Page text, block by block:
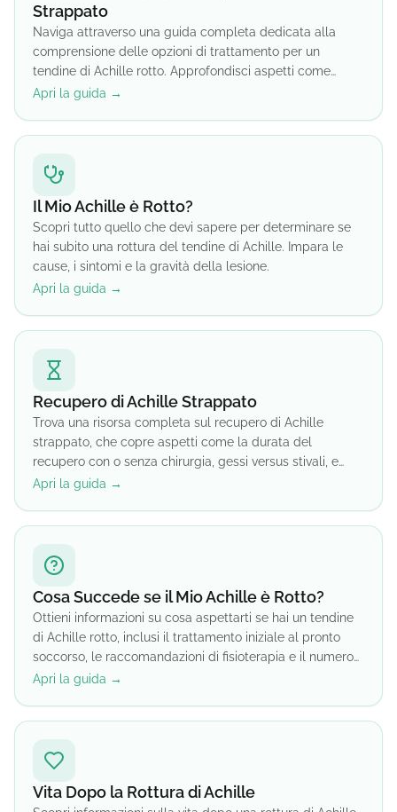
Strappato
Naviga attraverso una guida completa dedicata alla
comprensione delle opzioni di trattamento per un
tendine di Achille rotto. Approfondisci aspetti come
considerazioni chirurgiche, gestione del dolore post-
Apri la guida →
Il Mio Achille è Rotto?
Scopri tutto quello che devi sapere per determinare se
hai subito una rottura del tendine di Achille. Impara le
cause, i sintomi e la gravità della lesione.
Apri la guida →
Recupero di Achille Strappato
Trova una risorsa completa sul recupero di Achille
strappato, che copre aspetti come la durata del
recupero con o senza chirurgia, gessi versus stivali, e
considerazioni sul sonno durante il recupero.
Apri la guida →
Cosa Succede se il Mio Achille è Rotto?
Ottieni informazioni su cosa aspettarti se hai un tendine
di Achille rotto, inclusi il trattamento iniziale al pronto
soccorso, le raccomandazioni di fisioterapia e il numero
di controlli richiesti.
Apri la guida →
Vita Dopo la Rottura di Achille